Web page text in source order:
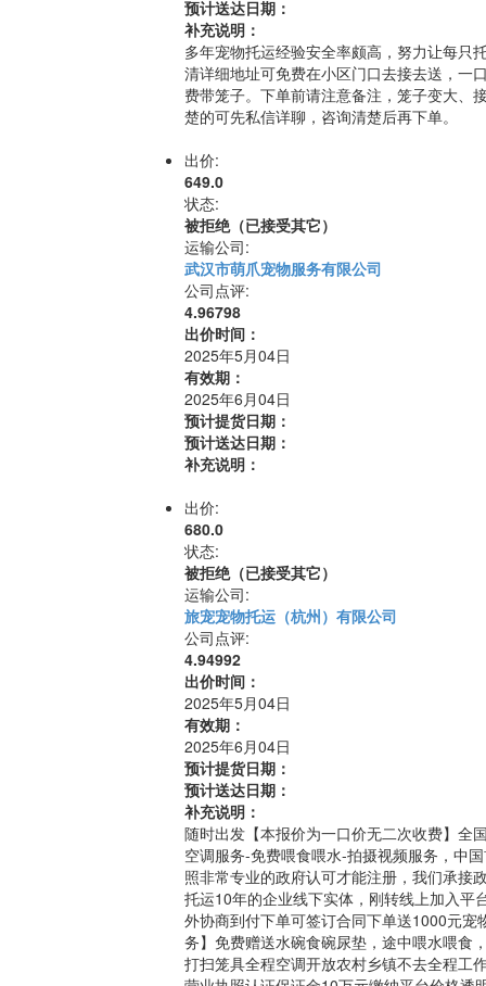
预计送达日期：
补充说明：
多年宠物托运经验安全率颇高，努力让每只
清详细地址可免费在小区门口去接去送，一
费带笼子。下单前请注意备注，笼子变大、
楚的可先私信详聊，咨询清楚后再下单。
出价:
649.0
状态:
被拒绝（已接受其它）
运输公司:
武汉市萌爪宠物服务有限公司
公司点评:
4.96798
出价时间：
2025年5月04日
有效期：
2025年6月04日
预计提货日期：
预计送达日期：
补充说明：
出价:
680.0
状态:
被拒绝（已接受其它）
运输公司:
旅宠宠物托运（杭州）有限公司
公司点评:
4.94992
出价时间：
2025年5月04日
有效期：
2025年6月04日
预计提货日期：
预计送达日期：
补充说明：
随时出发【本报价为一口价无二次收费】全
空调服务-免费喂食喂水-拍摄视频服务，中
照非常专业的政府认可才能注册，我们承接
托运10年的企业线下实体，刚转线上加入平
外协商到付下单可签订合同下单送1000元
务】免费赠送水碗食碗尿垫，途中喂水喂食
打扫笼具全程空调开放农村乡镇不去全程工